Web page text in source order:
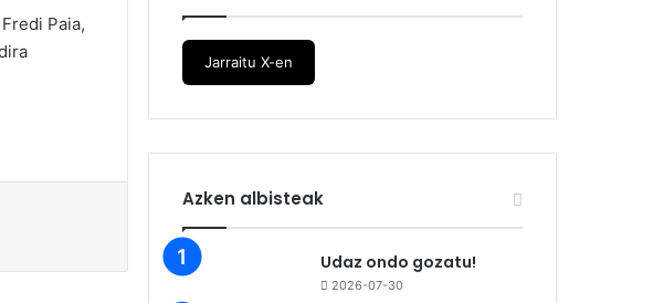
Paia,
Jarraitu X-en
Azken albisteak
Udaz ondo gozatu!
2026-07-30